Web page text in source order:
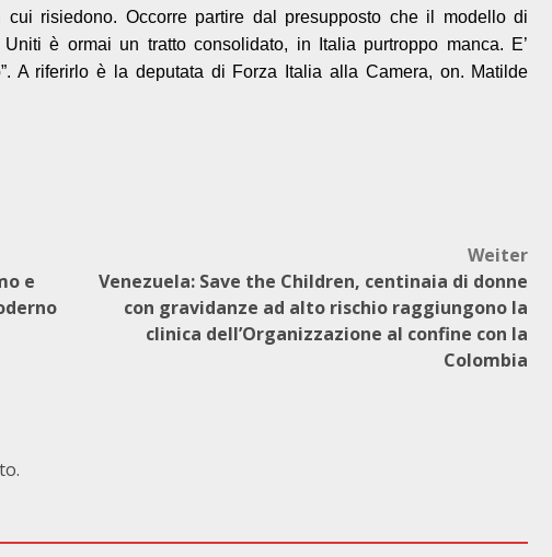
risiedono. Occorre partire dal presupposto che il modello di
è ormai un tratto consolidato, in Italia purtroppo manca. E’
A riferirlo è la deputata di Forza Italia alla Camera, on. Matilde
e
Weiter
Venezuela: Save the Children, centinaia di donne
con gravidanze ad alto rischio raggiungono la
clinica dell’Organizzazione al confine con la
Colombia